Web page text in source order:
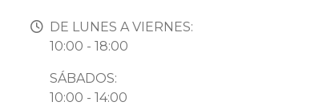
DE LUNES A VIERNES:
10:00 - 18:00
SÁBADOS:
10:00 - 14:00